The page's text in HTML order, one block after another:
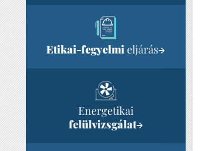
Etikai-fegyelmieljárás→
Energetikai
felülvizsgálat→